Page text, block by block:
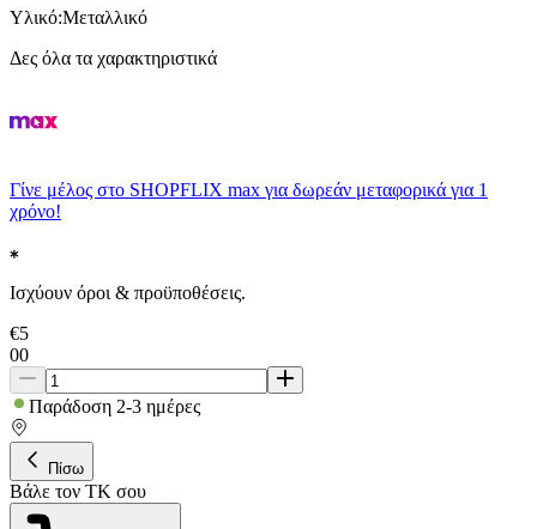
Υλικό:Μεταλλικό
Δες όλα τα χαρακτηριστικά
Γίνε μέλος στο SHOPFLIX max για δωρεάν μεταφορικά για 1
χρόνο!
Ισχύουν όροι & προϋποθέσεις.
€5
00
Παράδοση 2-3 ημέρες
Πίσω
Βάλε τον ΤΚ σου